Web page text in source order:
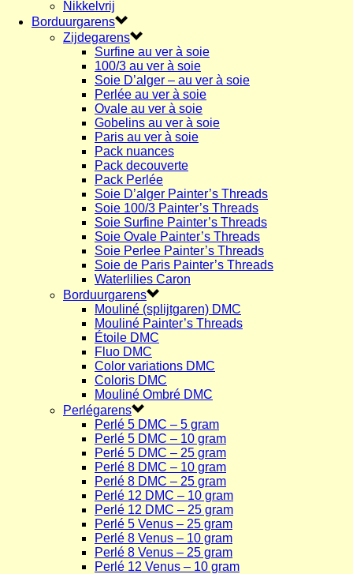
Nikkelvrij
Borduurgarens
Zijdegarens
Surfine au ver à soie
100/3 au ver à soie
Soie D’alger – au ver à soie
Perlée au ver à soie
Ovale au ver à soie
Gobelins au ver à soie
Paris au ver à soie
Pack nuances
Pack decouverte
Pack Perlée
Soie D’alger Painter’s Threads
Soie 100/3 Painter’s Threads
Soie Surfine Painter’s Threads
Soie Ovale Painter’s Threads
Soie Perlee Painter’s Threads
Soie de Paris Painter’s Threads
Waterlilies Caron
Borduurgarens
Mouliné (splijtgaren) DMC
Mouliné Painter’s Threads
Étoile DMC
Fluo DMC
Color variations DMC
Coloris DMC
Mouliné Ombré DMC
Perlégarens
Perlé 5 DMC – 5 gram
Perlé 5 DMC – 10 gram
Perlé 5 DMC – 25 gram
Perlé 8 DMC – 10 gram
Perlé 8 DMC – 25 gram
Perlé 12 DMC – 10 gram
Perlé 12 DMC – 25 gram
Perlé 5 Venus – 25 gram
Perlé 8 Venus – 10 gram
Perlé 8 Venus – 25 gram
Perlé 12 Venus – 10 gram